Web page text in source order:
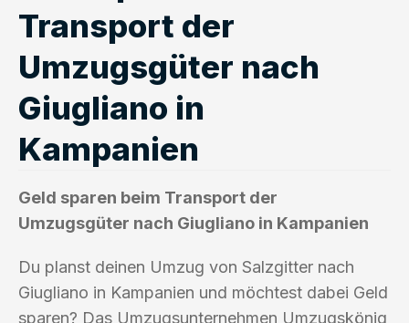
Transport der
Umzugsgüter nach
Giugliano in
Kampanien
Geld sparen beim Transport der
Umzugsgüter nach Giugliano in Kampanien
Du planst deinen Umzug von Salzgitter nach
Giugliano in Kampanien und möchtest dabei Geld
sparen? Das Umzugsunternehmen Umzugskönig